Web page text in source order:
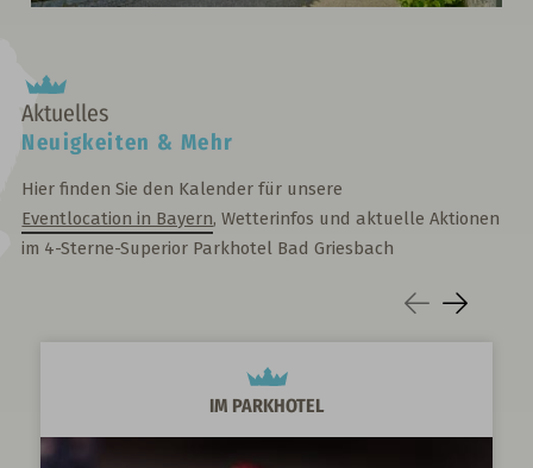
Aktuelles
Neuigkeiten & Mehr
Hier finden Sie den Kalender für unsere
Eventlocation in Bayern, Wetterinfos und aktuelle Aktionen
im 4-Sterne-Superior Parkhotel Bad Griesbach
IM PARKHOTEL